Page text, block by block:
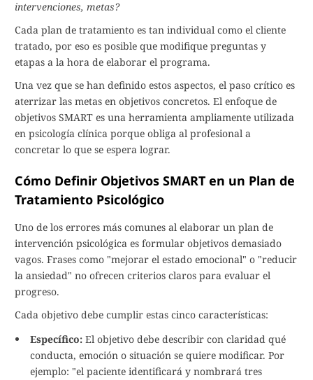
intervenciones, metas?
Cada plan de tratamiento es tan individual como el cliente
tratado, por eso es posible que modifique preguntas y
etapas a la hora de elaborar el programa.
Una vez que se han definido estos aspectos, el paso crítico es
aterrizar las metas en objetivos concretos. El enfoque de
objetivos SMART es una herramienta ampliamente utilizada
en psicología clínica porque obliga al profesional a
concretar lo que se espera lograr.
Cómo Definir Objetivos SMART en un Plan de
Tratamiento Psicológico
Uno de los errores más comunes al elaborar un plan de
intervención psicológica es formular objetivos demasiado
vagos. Frases como "mejorar el estado emocional" o "reducir
la ansiedad" no ofrecen criterios claros para evaluar el
progreso.
Cada objetivo debe cumplir estas cinco características:
Específico: El objetivo debe describir con claridad qué
conducta, emoción o situación se quiere modificar. Por
ejemplo: "el paciente identificará y nombrará tres